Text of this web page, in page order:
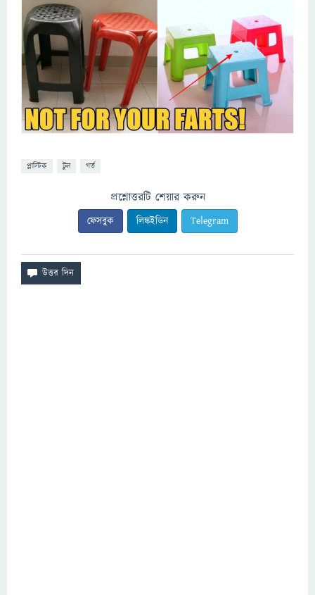
প্লাস্টিক টুল গর্ত
প্রশ্নোত্তরটি শেয়ার করুন
ফেসবুক লিঙ্কইডিন Telegram